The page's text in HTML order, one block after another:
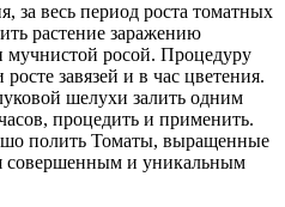
за весь период роста томатных
растение заражению
мучнистой росой. Процедуру
завязей и в час цветения.
шелухи залить одним
процедить и применить.
полить Томаты, выращенные
совершенным и уникальным